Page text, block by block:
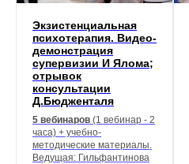
Экзистенциальная
психотерапия. Видео-
демонстрация
супервизии И Ялома;
отрывок
консультации
Д.Бюдженталя
5 вебинаров (1 вебинар - 2
часа) + учебно-
методические материалы.
Ведущая: Гильфантинова